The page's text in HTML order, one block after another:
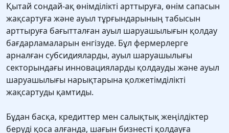
Қытай сондай-ақ өнімділікті арттыруға, өнім сапасын
жақсартуға және ауыл тұрғындарының табысын
арттыруға бағытталған ауыл шаруашылығын қолдау
бағдарламаларын енгізуде. Бұл фермерлерге
арналған субсидияларды, ауыл шаруашылығы
секторындағы инновацияларды қолдауды және ауыл
шаруашылығы нарықтарына қолжетімділікті
жақсартуды қамтиды.
Бұдан басқа, кредиттер мен салықтық жеңілдіктер
беруді қоса алғанда, шағын бизнесті қолдауға